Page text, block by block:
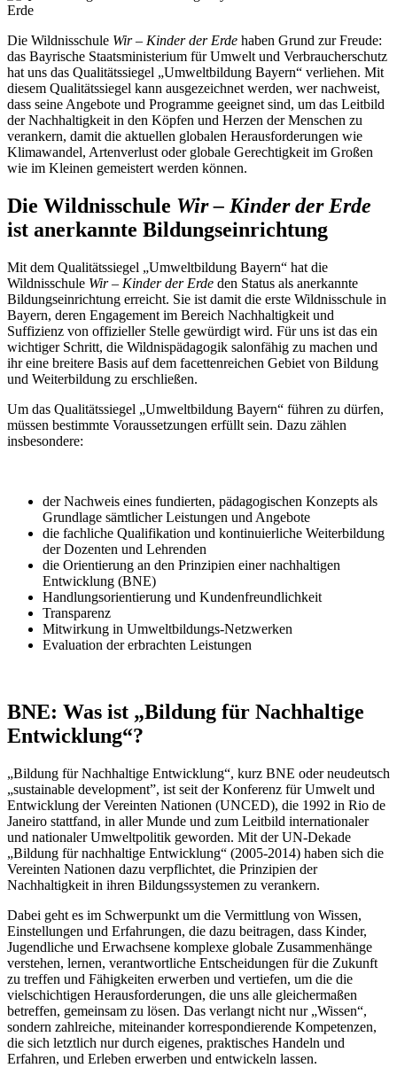
Die Wildnisschule Wir – Kinder der Erde haben Grund zur Freude:
das Bayrische Staatsministerium für Umwelt und Verbraucherschutz
hat uns das Qualitätssiegel „Umweltbildung Bayern“ verliehen. Mit
diesem Qualitätssiegel kann ausgezeichnet werden, wer nachweist,
dass seine Angebote und Programme geeignet sind, um das Leitbild
der Nachhaltigkeit in den Köpfen und Herzen der Menschen zu
verankern, damit die aktuellen globalen Herausforderungen wie
Klimawandel, Artenverlust oder globale Gerechtigkeit im Großen
wie im Kleinen gemeistert werden können.
Die Wildnisschule Wir – Kinder der Erde
ist anerkannte Bildungseinrichtung
Mit dem Qualitätssiegel „Umweltbildung Bayern“ hat die
Wildnisschule Wir – Kinder der Erde den Status als anerkannte
Bildungseinrichtung erreicht. Sie ist damit die erste Wildnisschule in
Bayern, deren Engagement im Bereich Nachhaltigkeit und
Suffizienz von offizieller Stelle gewürdigt wird. Für uns ist das ein
wichtiger Schritt, die Wildnispädagogik salonfähig zu machen und
ihr eine breitere Basis auf dem facettenreichen Gebiet von Bildung
und Weiterbildung zu erschließen.
Um das Qualitätssiegel „Umweltbildung Bayern“ führen zu dürfen,
müssen bestimmte Voraussetzungen erfüllt sein. Dazu zählen
insbesondere:
der Nachweis eines fundierten, pädagogischen Konzepts als
Grundlage sämtlicher Leistungen und Angebote
die fachliche Qualifikation und kontinuierliche Weiterbildung
der Dozenten und Lehrenden
die Orientierung an den Prinzipien einer nachhaltigen
Entwicklung (BNE)
Handlungsorientierung und Kundenfreundlichkeit
Transparenz
Mitwirkung in Umweltbildungs-Netzwerken
Evaluation der erbrachten Leistungen
BNE: Was ist „Bildung für Nachhaltige
Entwicklung“?
„Bildung für Nachhaltige Entwicklung“, kurz BNE oder neudeutsch
„sustainable development”, ist seit der Konferenz für Umwelt und
Entwicklung der Vereinten Nationen (UNCED), die 1992 in Rio de
Janeiro stattfand, in aller Munde und zum Leitbild internationaler
und nationaler Umweltpolitik geworden. Mit der UN-Dekade
„Bildung für nachhaltige Entwicklung“ (2005-2014) haben sich die
Vereinten Nationen dazu verpflichtet, die Prinzipien der
Nachhaltigkeit in ihren Bildungssystemen zu verankern.
Dabei geht es im Schwerpunkt um die Vermittlung von Wissen,
Einstellungen und Erfahrungen, die dazu beitragen, dass Kinder,
Jugendliche und Erwachsene komplexe globale Zusammenhänge
verstehen, lernen, verantwortliche Entscheidungen für die Zukunft
zu treffen und Fähigkeiten erwerben und vertiefen, um die die
vielschichtigen Herausforderungen, die uns alle gleichermaßen
betreffen, gemeinsam zu lösen. Das verlangt nicht nur „Wissen“,
sondern zahlreiche, miteinander korrespondierende Kompetenzen,
die sich letztlich nur durch eigenes, praktisches Handeln und
Erfahren, und Erleben erwerben und entwickeln lassen.